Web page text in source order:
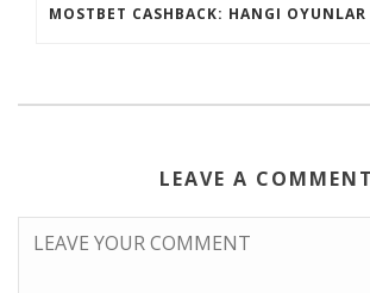
LEAVE A COMMENT